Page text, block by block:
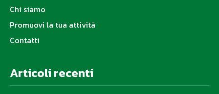
Chi siamo
Promuovi la tua attività
Contatti
Articoli recenti